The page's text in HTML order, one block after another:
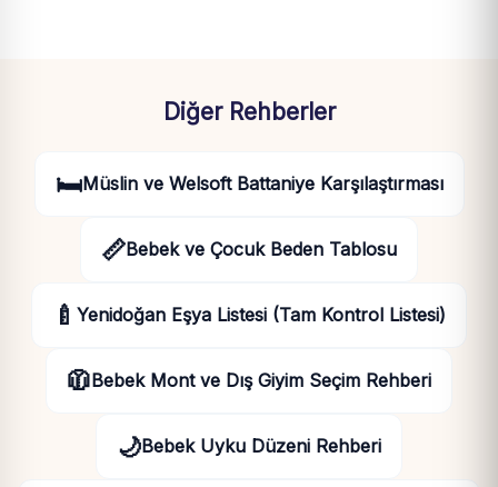
Diğer Rehberler
🛏️Müslin ve Welsoft Battaniye Karşılaştırması
📏Bebek ve Çocuk Beden Tablosu
🍼 Yenidoğan Eşya Listesi (Tam Kontrol Listesi)
🧥Bebek Mont ve Dış Giyim Seçim Rehberi
🌙Bebek Uyku Düzeni Rehberi